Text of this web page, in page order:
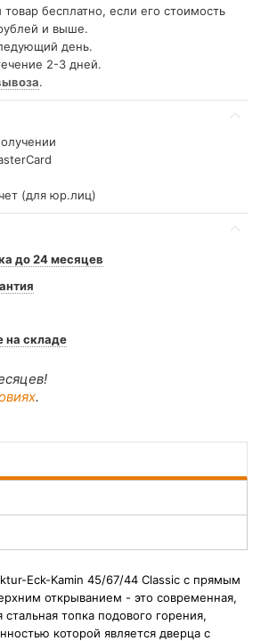
бесплатно, если его стоимость
и выше.
день.
2-3 дней.
.
(для юр.лиц)
до 24 месяцев
на складе
.
Eck-Kamin 45/67/44 Classic с прямым
открыванием - это современная,
стальная топка подового горения,
которой является дверца с